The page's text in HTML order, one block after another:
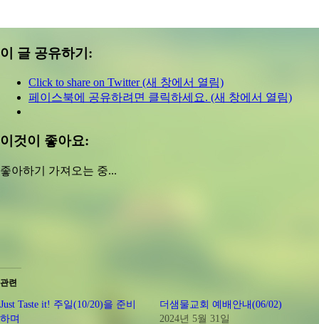
이 글 공유하기:
Click to share on Twitter (새 창에서 열림)
페이스북에 공유하려면 클릭하세요. (새 창에서 열림)
이것이 좋아요:
좋아하기 가져오는 중...
관련
Just Taste it! 주일(10/20)을 준비
하며
더샘물교회 예배안내(06/02)
2024년 5월 31일